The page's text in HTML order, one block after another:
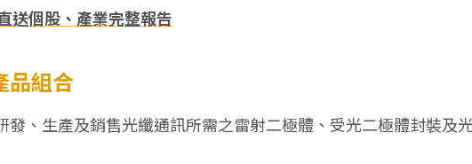
送個股、產業完整報告
品組合
發、生產及銷售光纖通訊所需之雷射二極體、受光二極體封裝及